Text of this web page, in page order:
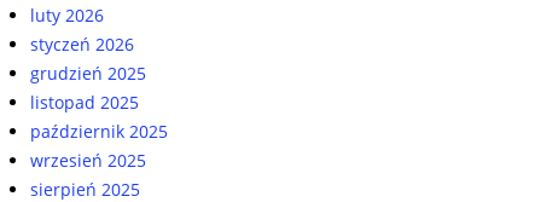
luty 2026
styczeń 2026
grudzień 2025
listopad 2025
październik 2025
wrzesień 2025
sierpień 2025